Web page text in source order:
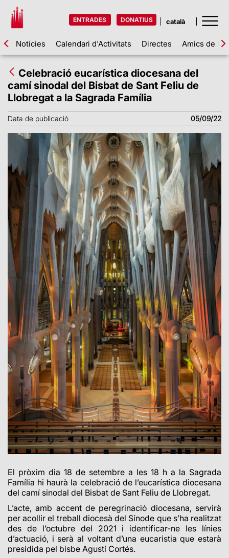
ENTRADES DONATIUS
Notícies Calendari d'Activitats Directes Amics de la
Celebració eucarística diocesana del
camí sinodal del Bisbat de Sant Feliu de
Llobregat a la Sagrada Família
Data de publicació 05/09/22
El pròxim dia 18 de setembre a les 18 h a la Sagrada
Família hi haurà la celebració de l’eucarística diocesana
del camí sinodal del Bisbat de Sant Feliu de Llobregat.
L’acte,amb accent de peregrinació diocesana, servirà
per acollir el treball diocesà del Sínode que s’ha realitzat
des de l’octubre del 2021 i identificar-ne les línies
d’actuació, i serà al voltant d’una eucaristia que estarà
presidida pel bisbe Agustí Cortés.